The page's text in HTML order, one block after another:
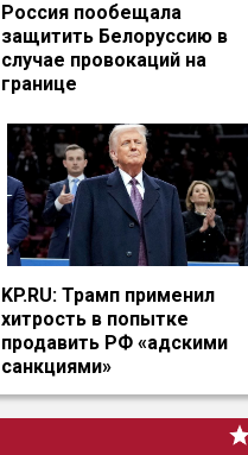
Россия пообещала
защитить Белоруссию в
случае провокаций на
границе
KP.RU: Трамп применил
хитрость в попытке
продавить РФ «адскими
санкциями»